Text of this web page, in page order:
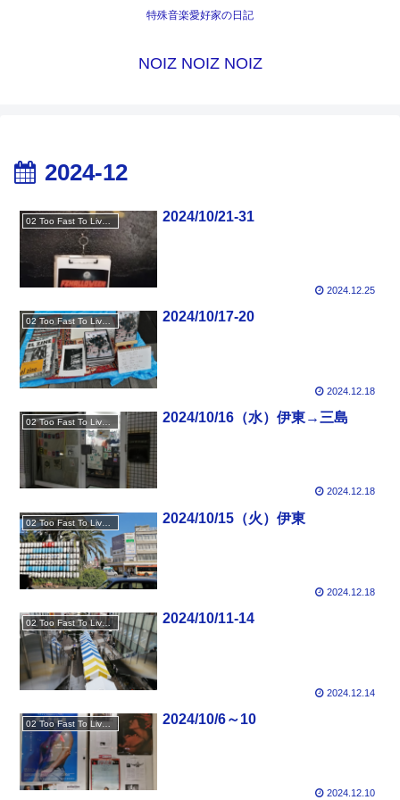
特殊音楽愛好家の日記
NOIZ NOIZ NOIZ
2024-12
02 Too Fast To Live Too Young To Die 2024/10/21-31
2024.12.25
02 Too Fast To Live Too Young To Die 2024/10/17-20
2024.12.18
2024/10/16（水）伊東→三島
2024.12.18
2024/10/15（火）伊東
2024.12.18
02 Too Fast To Live Too Young To Die 2024/10/11-14
2024.12.14
02 Too Fast To Live Too Young To Die 2024/10/6～10
2024.12.10